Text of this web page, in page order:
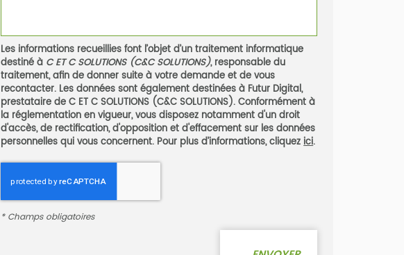
Les informations recueillies font l’objet d’un traitement informatique
destiné à C ET C SOLUTIONS (C&C SOLUTIONS), responsable du
traitement, afin de donner suite à votre demande et de vous
recontacter. Les données sont également destinées à Futur Digital,
prestataire de C ET C SOLUTIONS (C&C SOLUTIONS). Conformément à
la réglementation en vigueur, vous disposez notamment d'un droit
d'accès, de rectification, d'opposition et d'effacement sur les données
personnelles qui vous concernent. Pour plus d’informations, cliquezici.
* Champs obligatoires